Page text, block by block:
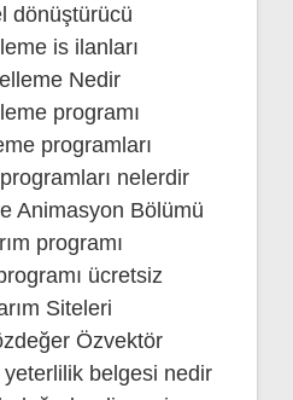
dönüştürücü
is ilanları
Nedir
programı
programları
nelerdir
Animasyon Bölümü
programı
ücretsiz
Siteleri
Özvektör
belgesi nedir